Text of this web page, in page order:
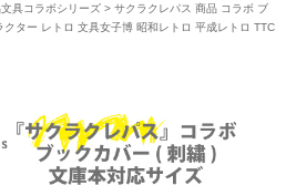
具コラボシリーズ> サクラクレパス 商品 コラボ ブ
ター レトロ 文具女子博 昭和レトロ 平成レトロ TTC